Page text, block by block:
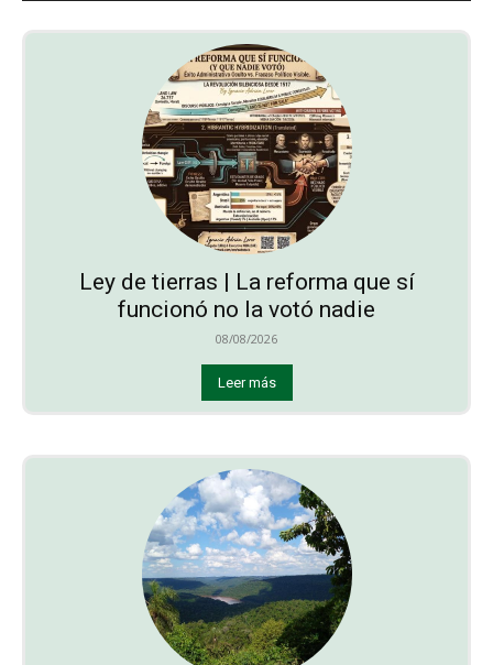
Ley de tierras | La reforma que sí
funcionó no la votó nadie
08/08/2026
Leer más